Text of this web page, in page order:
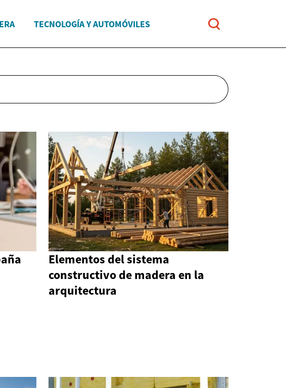
TECNOLOGÍA Y AUTOMÓVILES
Elementos del sistema
constructivo de madera en la
arquitectura